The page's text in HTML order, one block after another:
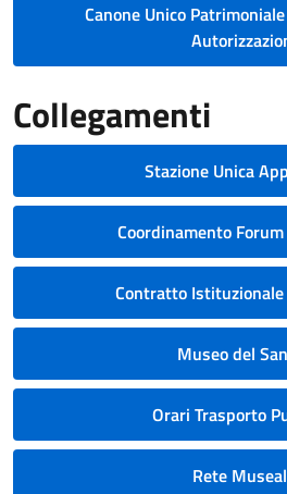
Canone Unico
Collegamenti
Stazione Unica
Coordinamento
Contratto
Museo del
Orari Trasporto
Rete